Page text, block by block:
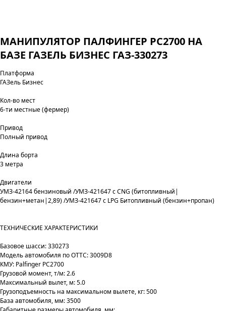
МАНИПУЛЯТОР ПАЛФИНГЕР PC2700 НА
БАЗЕ ГАЗЕЛЬ БИЗНЕС ГАЗ-330273
Платформа
ГАЗель Бизнес
Кол-во мест
6-ти местные (фермер)
Привод
Полный привод
Длина борта
3 метра
Двигатели
УМЗ-42164 бензиновый /УМЗ-421647 с CNG (битопливный|
бензин+метан|2,89) /УМЗ-421647 с LPG Битопливный (бензин+пропан)
ТЕХНИЧЕСКИЕ ХАРАКТЕРИСТИКИ
Базовое шасси: 330273
Модель автомобиля по ОТТС: 3009D8
КМУ: Palfinger PC2700
Грузовой момент, т/м: 2.6
Максимальный вылет, м: 5.0
Грузоподъемность на максимальном вылете, кг: 500
База автомобиля, мм: 3500